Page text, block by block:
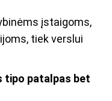
įstaigoms,
tiek verslui
tipo patalpas bet